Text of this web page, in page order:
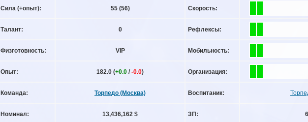
Сила (+опыт): 55 (56) Скорость:
Талант: 0 Рефлексы:
Физготовность: VIP Мобильность:
Опыт: 182.0 (+0.0 /-0.0) Организация:
Команда: Торпедо (Москва) Воспитаник:
Номинал: 13,436,162 $ ЗП: